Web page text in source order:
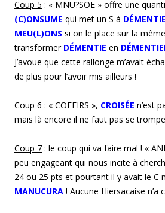
Coup 5 : « MNU?SOE » offre une
(C)ONSUME qui met un S à DÉMENTIE
MEU(L)ONS si on le place sur la
transformer DÉMENTIE en
J’avoue que cette rallonge m’avait
de plus pour l’avoir mis ailleurs !
Coup 6 : « COEEIRS », CROISÉE n’est
mais là encore il ne faut pas se
Coup 7 : le coup qui va faire mal ! «
peu engageant qui nous incite à
24 ou 25 pts et pourtant il y avait le C
MANUCURA ! Aucune Hiersacaise n’a